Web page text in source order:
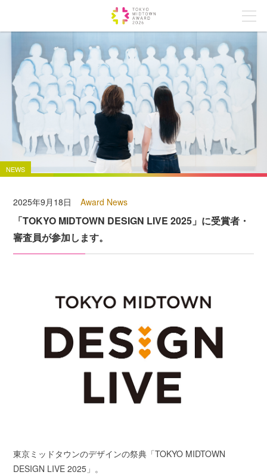
NEWS
2025年9月18日 Award News
「TOKYO MIDTOWN DESIGN LIVE 2025」に受賞者・
審査員が参加します。
東京ミッドタウンのデザインの祭典「TOKYO MIDTOWN
DESIGN LIVE 2025」。